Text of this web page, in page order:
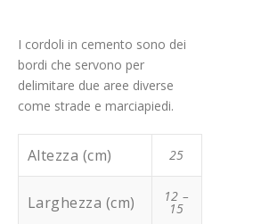
I cordoli in cemento sono dei
bordi che servono per
delimitare due aree diverse
come strade e marciapiedi.
Altezza (cm) 25
Larghezza (cm) 12 –
15